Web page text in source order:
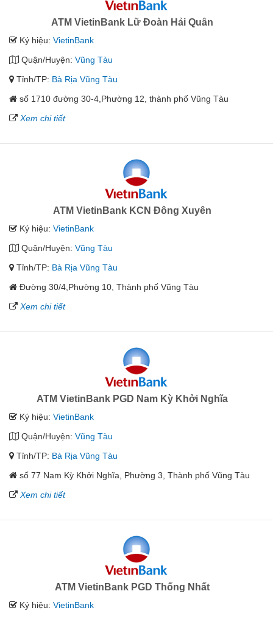
ATM VietinBank Lữ Đoàn Hải Quân
Ký hiệu: VietinBank
Quận/Huyện: Vũng Tàu
Tỉnh/TP: Bà Rịa Vũng Tàu
số 1710 đường 30-4,Phường 12, thành phố Vũng Tàu
Xem chi tiết
ATM VietinBank KCN Đông Xuyên
Ký hiệu: VietinBank
Quận/Huyện: Vũng Tàu
Tỉnh/TP: Bà Rịa Vũng Tàu
Đường 30/4,Phường 10, Thành phố Vũng Tàu
Xem chi tiết
ATM VietinBank PGD Nam Kỳ Khởi Nghĩa
Ký hiệu: VietinBank
Quận/Huyện: Vũng Tàu
Tỉnh/TP: Bà Rịa Vũng Tàu
số 77 Nam Kỳ Khởi Nghĩa, Phường 3, Thành phố Vũng Tàu
Xem chi tiết
ATM VietinBank PGD Thống Nhất
Ký hiệu: VietinBank